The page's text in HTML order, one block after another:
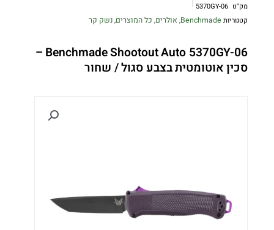
מק"ט 5370GY-06
קטגוריות Benchmade
, אולרים, כל המוצרים,נשק קר
Benchmade Shootout Auto 5370GY-06 –
סכין אוטומטית בצבע סגול / שחור